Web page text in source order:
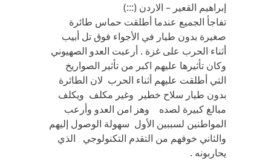
إبراهيم القعير – الاردن (:::)
تفاجأ الجميع عندما أطلقت حماس طائرة
صغيرة بدون طيار في الأجواء فوق تل أبيب
أثناء الحرب على غزة . أرعبت العدو الصهيوني
وكان تأثيرها عليهم اكبر من تأثير الصواريخ
التي أطلقت عليهم أثناء الحرب لان الطائرة
بدون طيار سلاح خطير وغير مكلف ويكلف
مبالغ كبيرة لصده وهز امن العدو وأرعب
المواطنين لسببين الأول سهولة الوصول إليهم
والثاني خوفهم من التقدم التكنولوجي الذي
يحاربونه .